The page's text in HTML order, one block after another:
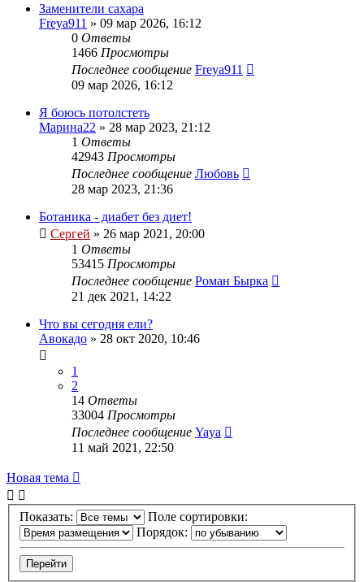
Заменители сахара
Freya911 » 09 мар 2026, 16:12
0 Ответы
1466 Просмотры
Последнее сообщение Freya911
09 мар 2026, 16:12
Я боюсь потолстеть
Марина22 » 28 мар 2023, 21:12
1 Ответы
42943 Просмотры
Последнее сообщение Любовь
28 мар 2023, 21:36
Ботаника - диабет без диет!
Сергей » 26 мар 2021, 20:00
1 Ответы
53415 Просмотры
Последнее сообщение Роман Бырка
21 дек 2021, 14:22
Что вы сегодня ели?
Авокадо » 28 окт 2020, 10:46
1
2
14 Ответы
33004 Просмотры
Последнее сообщение Yaya
11 май 2021, 22:50
Новая тема
Показать:
Поле сортировки:
Порядок: